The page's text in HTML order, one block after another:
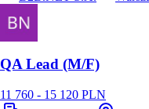
QA Lead (M/F)
11 760 - 15 120 PLN